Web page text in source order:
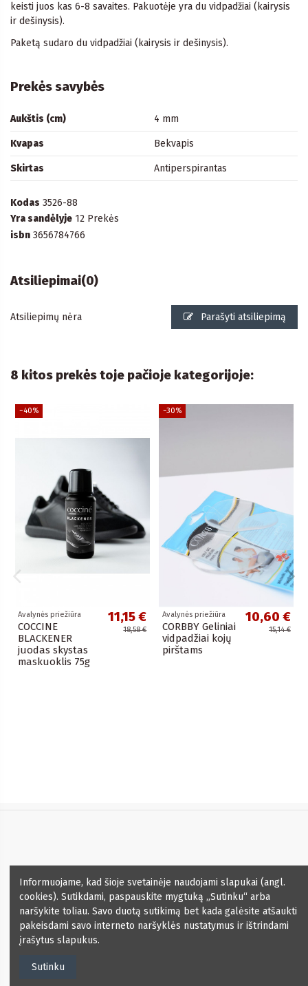
keisti juos kas 6-8 savaites. Pakuotėje yra du vidpadžiai (kairysis
ir dešinysis).
Paketą sudaro du vidpadžiai (kairysis ir dešinysis).
Prekės savybės
Aukštis (cm) 4 mm
Kvapas Bekvapis
Skirtas Antiperspirantas
Kodas 3526-88
Yra sandėlyje 12 Prekės
isbn 3656784766
Atsiliepimai(0)
Atsiliepimų nėra Parašyti atsiliepimą
8 kitos prekės toje pačioje kategorijoje:
−40%
Avalynės priežiūra
COCCINE
BLACKENER
juodas skystas
maskuoklis 75g
11,15 €
18,58 €
−30%
Avalynės priežiūra
CORBBY Geliniai
vidpadžiai kojų
pirštams
10,60 €
15,14 €
Kontaktai
Naujienlaiškis
Informuojame, kad šioje svetainėje naudojami slapukai (angl.
cookies). Sutikdami, paspauskite mygtuką „Sutinku“ arba
naršykite toliau. Savo duotą sutikimą bet kada galėsite atšaukti
pakeisdami savo interneto naršyklės nustatymus ir ištrindami
įrašytus slapukus.
Sutinku